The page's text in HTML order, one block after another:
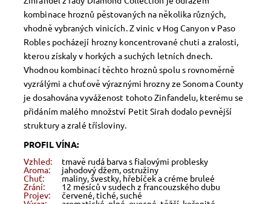
kombinace hroznů pěstovaných na několika různých,
vhodně vybraných vinicích. Z vinic v Hog Canyon v Paso
Robles pocházejí hrozny koncentrované chuti a zralosti,
kterou získaly v horkých a suchých letních dnech.
Vhodnou kombinací těchto hroznů spolu s rovnoměrně
vyzrálými a chuťově výraznými hrozny ze Sonoma County
je dosahována vyváženost tohoto Zinfandelu, kterému se
přidáním malého množství Petit Sirah dodalo pevnější
struktury a zralé třísloviny.
PROFIL VÍNA:
Vzhled:
tmavě rudá barva s fialovými problesky
Aroma: jahodový džem, ostružiny
Chuť: maliny, švestky, hřebíček a créme bruleé
Zrání: 12 měsíců v sudech z francouzského dubu
Projev: červené, tiché, suché